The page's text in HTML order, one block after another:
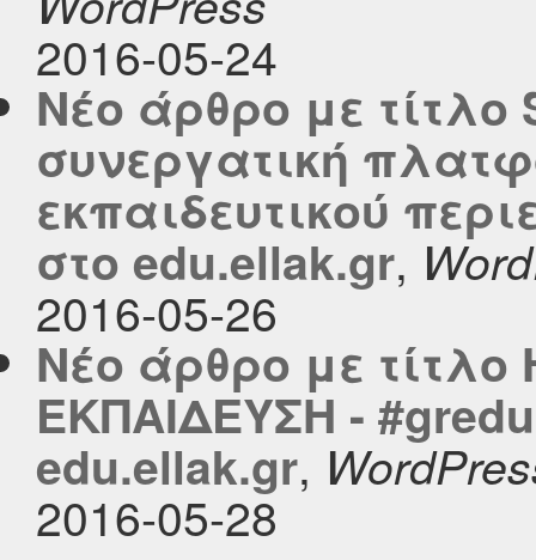
2016-05-24
Νέο άρθρο με τίτλο
συνεργατική
εκπαιδευτικού
στο edu.ellak.gr,
2016-05-26
Νέο άρθρο με τίτλο
ΕΚΠΑΙΔΕΥΣΗ -
edu.ellak.gr,
2016-05-28